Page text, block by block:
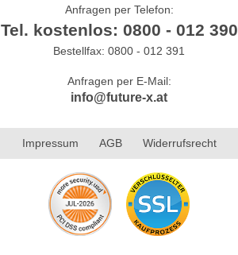
Anfragen per Telefon:
Tel. kostenlos: 0800 - 012 390
Bestellfax: 0800 - 012 391
Anfragen per E-Mail:
info@future-x.at
Impressum AGB Widerrufsrecht